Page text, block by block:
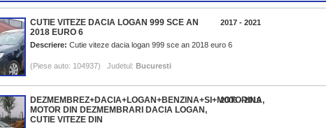
jh3 387 avem orice
toata tara in 24 de
2021
CUTIE VITEZE DACIA LOGAN 999 SCE AN
2018 EURO 6
2017 - 2021
Descriere: Cutie viteze dacia logan 999 sce an 2018 euro 6
(Piese auto: 104937) Judetul: Bucuresti
DEZMEMBREZ+DACIA+LOGAN+BENZINA+SI+MOTORINA,
MOTOR DIN DEZMEMBRARI DACIA LOGAN,
CUTIE VITEZE DIN
2006 - 2019